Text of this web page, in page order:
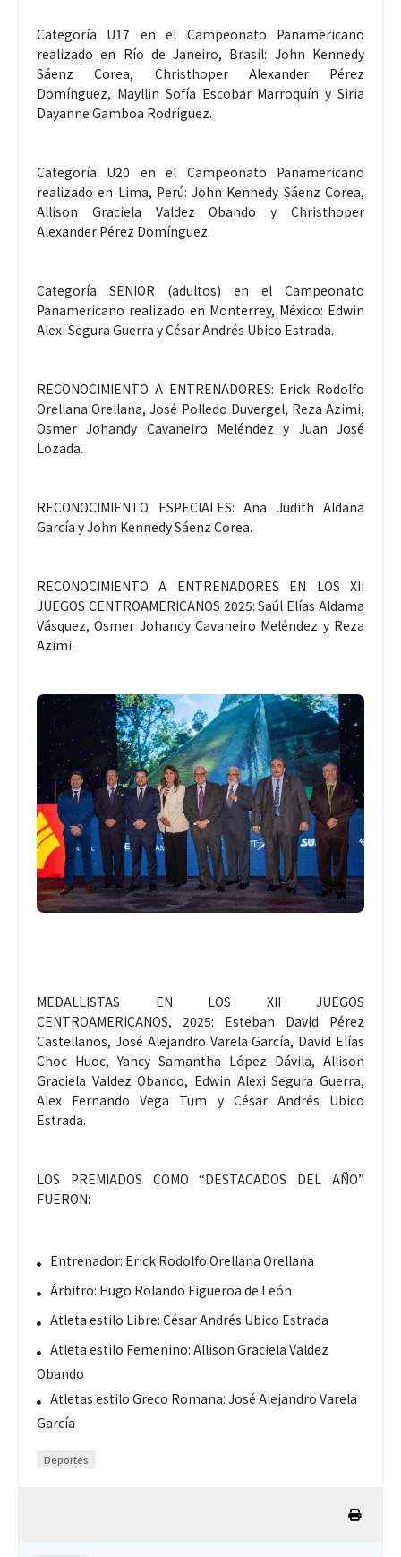
Categoría U17 en el Campeonato Panamericano
realizado en Río de Janeiro, Brasil: John Kennedy
Sáenz Corea, Christhoper Alexander Pérez
Domínguez, Mayllin Sofía Escobar Marroquín y Siria
Dayanne Gamboa Rodríguez.
Categoría U20 en el Campeonato Panamericano
realizado en Lima, Perú: John Kennedy Sáenz Corea,
Allison Graciela Valdez Obando y Christhoper
Alexander Pérez Domínguez.
Categoría SENIOR (adultos) en el Campeonato
Panamericano realizado en Monterrey, México: Edwin
Alexi Segura Guerra y César Andrés Ubico Estrada.
RECONOCIMIENTO A ENTRENADORES: Erick Rodolfo
Orellana Orellana, José Polledo Duvergel, Reza Azimi,
Osmer Johandy Cavaneiro Meléndez y Juan José
Lozada.
RECONOCIMIENTO ESPECIALES: Ana Judith Aldana
García y John Kennedy Sáenz Corea.
RECONOCIMIENTO A ENTRENADORES EN LOS XII
JUEGOS CENTROAMERICANOS 2025: Saúl Elías Aldama
Vásquez, Osmer Johandy Cavaneiro Meléndez y Reza
Azimi.
MEDALLISTAS EN LOS XII JUEGOS
CENTROAMERICANOS, 2025: Esteban David Pérez
Castellanos, José Alejandro Varela García, David Elías
Choc Huoc, Yancy Samantha López Dávila, Allison
Graciela Valdez Obando, Edwin Alexi Segura Guerra,
Alex Fernando Vega Tum y César Andrés Ubico
Estrada.
LOS PREMIADOS COMO “DESTACADOS DEL AÑO”
FUERON:
Entrenador: Erick Rodolfo Orellana Orellana
Árbitro: Hugo Rolando Figueroa de León
Atleta estilo Libre: César Andrés Ubico Estrada
Atleta estilo Femenino: Allison Graciela Valdez
Obando
Atletas estilo Greco Romana: José Alejandro Varela
García
Deportes